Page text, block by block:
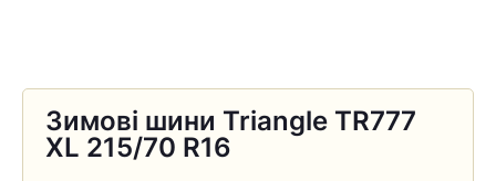
Зимові шини Triangle TR777
XL 215/70 R16